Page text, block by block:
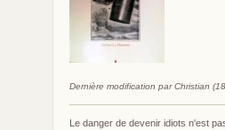
Dernière modification par Christian
Le danger de devenir idiots n'est